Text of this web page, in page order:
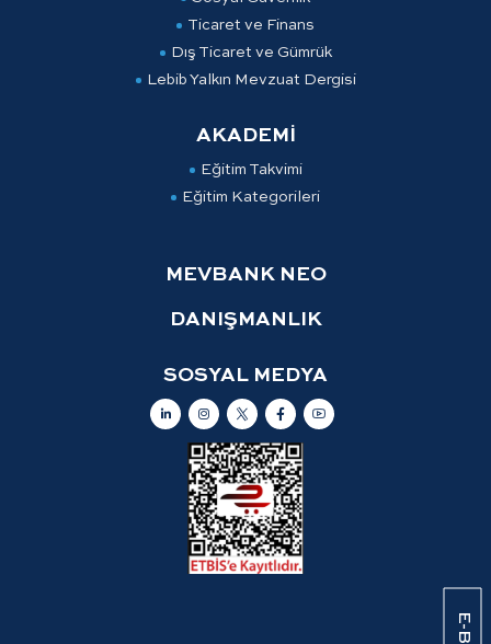
Ticaret ve Finans
Dış Ticaret ve Gümrük
Lebib Yalkın Mevzuat Dergisi
AKADEMİ
Eğitim Takvimi
Eğitim Kategorileri
MEVBANK NEO
DANIŞMANLIK
SOSYAL MEDYA